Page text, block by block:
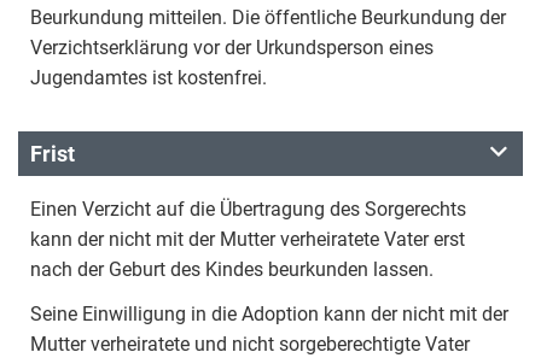
Beurkundung mitteilen. Die öffentliche Beurkundung der
Verzichtserklärung vor der Urkundsperson eines
Jugendamtes ist kostenfrei.
Frist
Einen Verzicht auf die Übertragung des Sorgerechts
kann der nicht mit der Mutter verheiratete Vater erst
nach der Geburt des Kindes beurkunden lassen.
Seine Einwilligung in die Adoption kann der nicht mit der
Mutter verheiratete und nicht sorgeberechtigte Vater